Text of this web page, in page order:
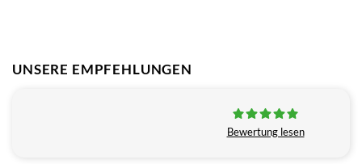
UNSERE EMPFEHLUNGEN
Bewertung lesen